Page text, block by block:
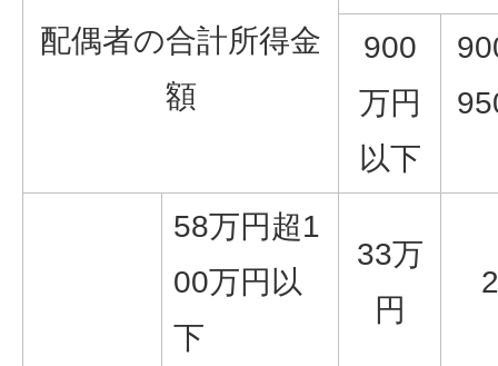
配偶者の合計所得金
額
900
万円
以下
58万円超1
00万円以
下
33万
円